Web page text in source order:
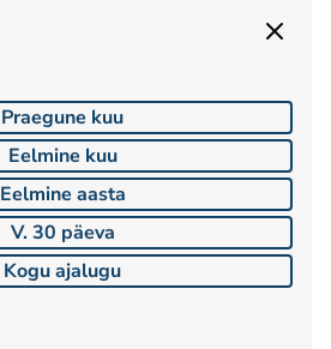
Praegune kuu
Eelmine kuu
Eelmine aasta
V. 30 päeva
Kogu ajalugu